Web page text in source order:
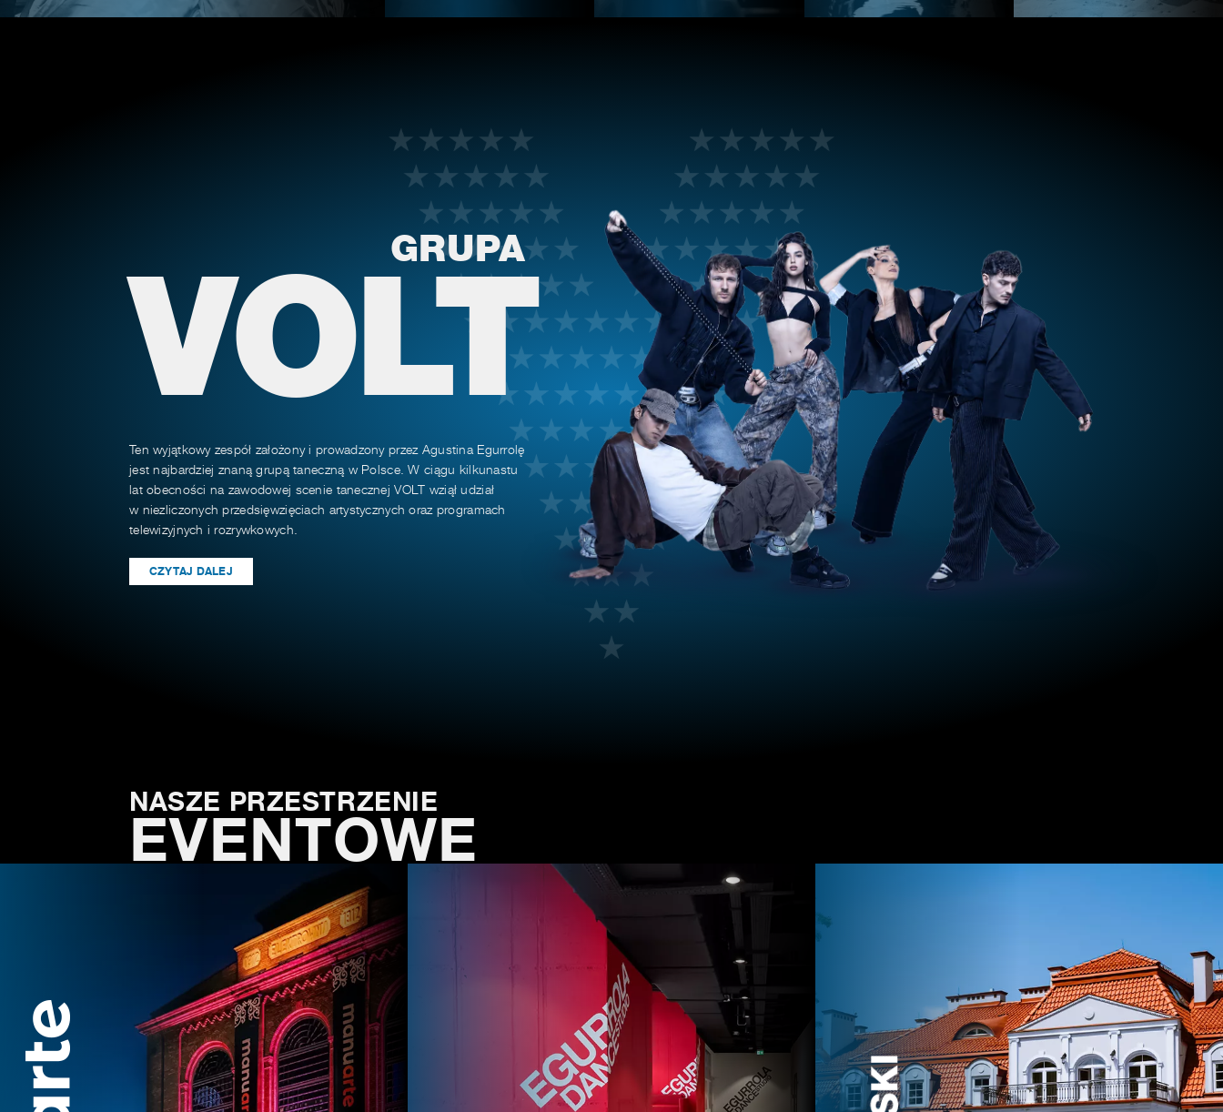
GRUPA
VOLT
Ten wyjątkowy zespół założony i prowadzony przez Agustina Egurrolę
jest najbardziej znaną grupą taneczną w Polsce. W ciągu kilkunastu
lat obecności na zawodowej scenie tanecznej VOLT wziął udział
w niezliczonych przedsięwzięciach artystycznych oraz programach
telewizyjnych i rozrywkowych.
CZYTAJ DALEJ
NASZE PRZESTRZENIE
EVENTOWE